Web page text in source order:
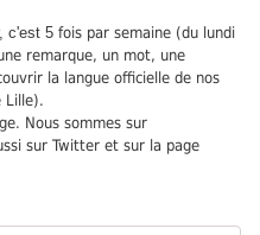
c'est 5 fois par semaine (du lundi
remarque, un mot, une
la langue officielle de nos
Lille).
Nous sommes sur
sur Twitter et sur la page